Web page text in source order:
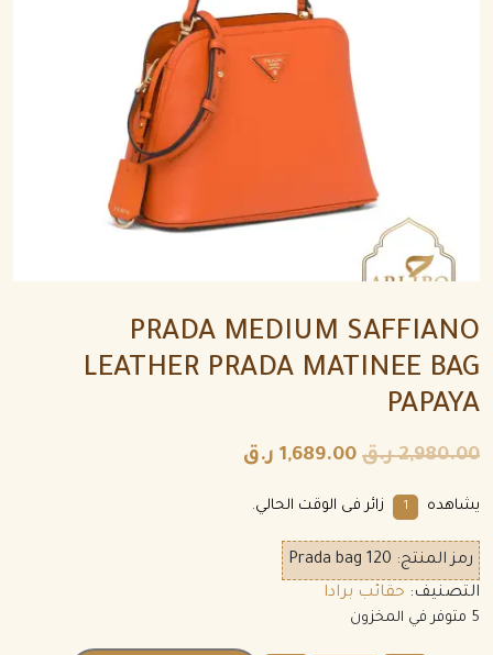
PRADA MEDIUM SAFFIANO
LEATHER PRADA MATINEE BAG
PAPAYA
2,980.00 ر.ق 1,689.00 ر.ق
يشاهده 1 زائر فى الوقت الحالي.
رمز المنتج: Prada bag 120
التصنيف: حقائب برادا
5 متوفر في المخزون